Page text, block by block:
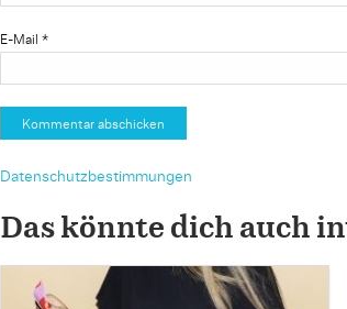
E-Mail *
Datenschutzbestimmungen
Das könnte dich auch